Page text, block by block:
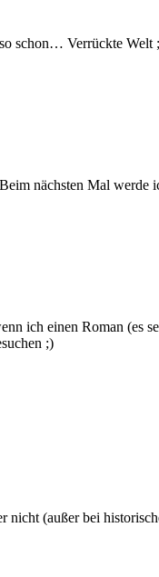
schon… Verrückte Welt
nächsten Mal werde
ich einen Roman (es
;)
(außer bei